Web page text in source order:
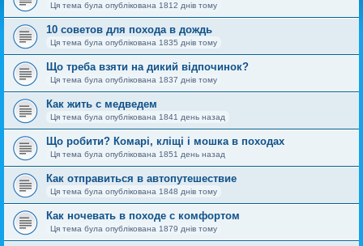
Ця тема була опублікована 1812 днів тому
10 советов для похода в дождь
Ця тема була опублікована 1835 днів тому
Що треба взяти на дикий відпочинок?
Ця тема була опублікована 1837 днів тому
Как жить с медведем
Ця тема була опублікована 1841 день назад
Що робити? Комарі, кліщі і мошка в походах
Ця тема була опублікована 1851 день назад
Как отправиться в автопутешествие
Ця тема була опублікована 1848 днів тому
Как ночевать в походе с комфортом
Ця тема була опублікована 1879 днів тому